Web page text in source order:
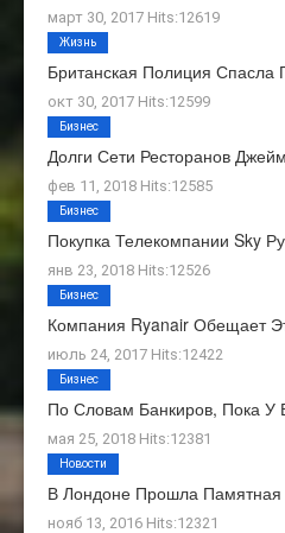
март 30, 2017 Hits:12619
Британская Полиция Спасла
окт 30, 2017 Hits:12599
Жизнь
Долги Сети Ресторанов
фев 11, 2018 Hits:12585
Бизнес
Покупка Телекомпании Sky
янв 23, 2018 Hits:12526
Бизнес
Компания Ryanair Обещает
июль 24, 2017 Hits:12422
Бизнес
По Словам Банкиров, Пока
мая 25, 2018 Hits:12381
Бизнес
В Лондоне Прошла
нояб 13, 2016 Hits:12321
Новости